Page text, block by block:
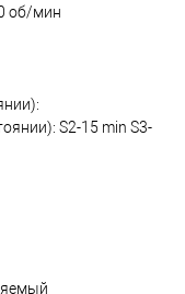
об/мин
S2-15 min S3-